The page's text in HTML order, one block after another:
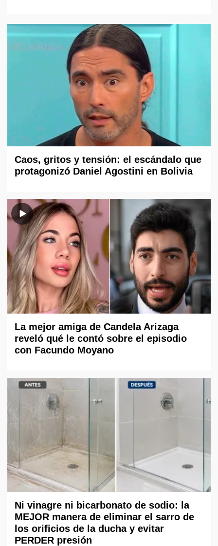
Caos, gritos y tensión: el escándalo que
protagonizó Daniel Agostini en Bolivia
La mejor amiga de Candela Arizaga
reveló qué le contó sobre el episodio
con Facundo Moyano
Ni vinagre ni bicarbonato de sodio: la
MEJOR manera de eliminar el sarro de
los orificios de la ducha y evitar
PERDER presión